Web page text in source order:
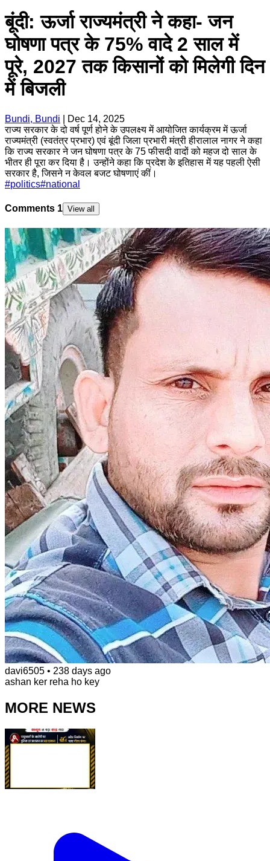
बूंदी: ऊर्जा राज्यमंत्री ने कहा- जन
घोषणा पत्र के 75% वादे 2 साल में
पूरे, 2027 तक किसानों को मिलेगी दिन
में बिजली
Bundi, Bundi
Dec 14, 2025
राज्य सरकार के दो वर्ष पूर्ण होने के उपलक्ष्य में आयोजित कार्यक्रम में ऊर्जा
राज्यमंत्री (स्वतंत्र प्रभार) एवं बूंदी जिला प्रभारी मंत्री हीरालाल नागर ने कहा
कि राज्य सरकार ने जन घोषणा पत्र के 75 फीसदी वादों को महज दो साल के
भीतर ही पूरा कर दिया है। उन्होंने कहा कि प्रदेश के इतिहास में यह पहली ऐसी
सरकार है, जिसने न केवल बजट घोषणाएं कीं।
#politics#national
Comments 1 View all
davi6505 • 238 days ago
ashan ker reha ho key
MORE NEWS